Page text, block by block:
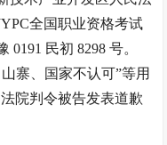
全国职业资格考试
0191 民初 8298 号。
寨、国家不认可”等用
院判令被告发表道歉